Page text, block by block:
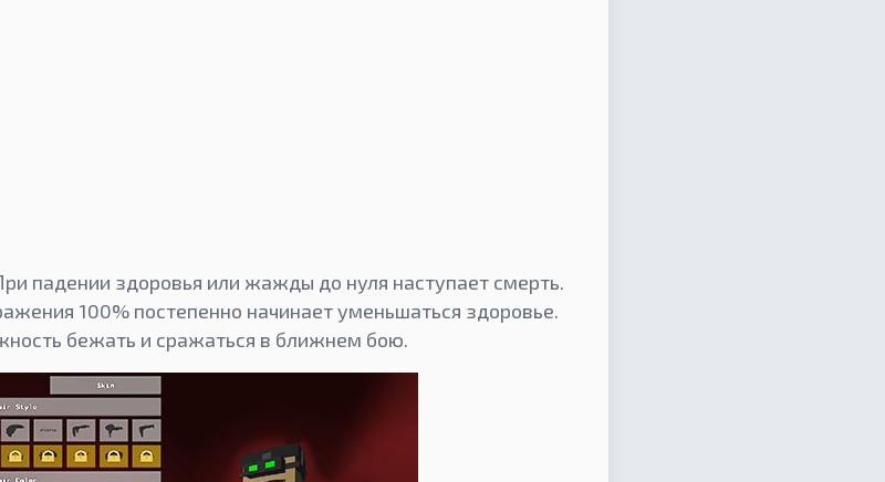
падении здоровья или жажды до нуля наступает смерть.
100% постепенно начинает уменьшаться здоровье.
бежать и сражаться в ближнем бою.